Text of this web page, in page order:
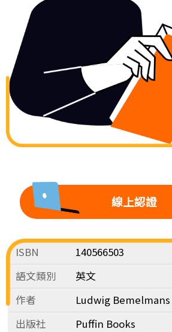
線上認證
ISBN
140566503
語文類別
英文
作者
Ludwig Bemelmans
出版社
Puffin Books